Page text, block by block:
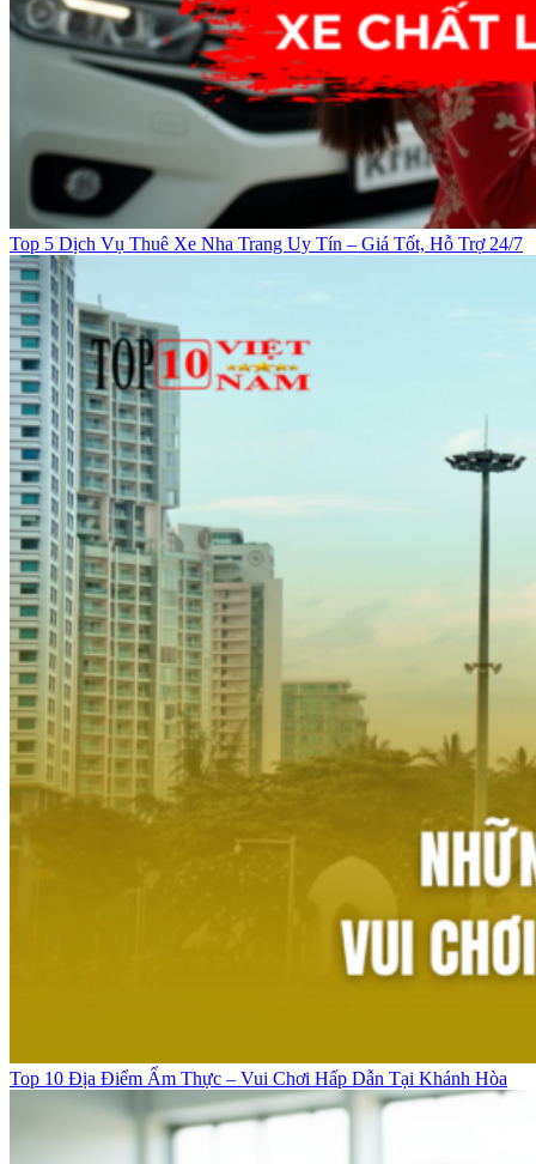
Top 5 Dịch Vụ Thuê Xe Nha Trang Uy Tín – Giá Tốt, Hỗ Trợ 24/7
Top 10 Địa Điểm Ẩm Thực – Vui Chơi Hấp Dẫn Tại Khánh Hòa